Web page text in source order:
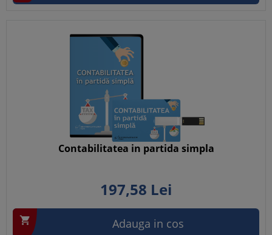
Contabilitatea in partida simpla
197,58 Lei
 Adauga in cos